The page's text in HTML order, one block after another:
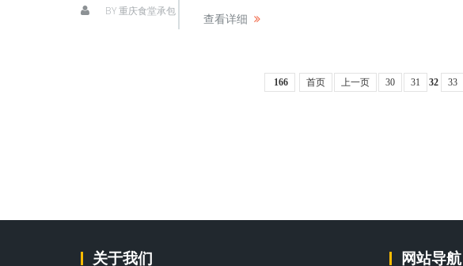
BY重庆食堂承包
查看详细
166 首页 上一页 30 31 32 33
关于我们 网站导航